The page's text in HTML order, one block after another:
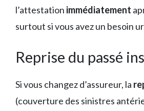
l’attestation immédiatement
surtout si vous avez un besoin
Reprise du passé
Si vous changez d’assureur, la
(couverture des sinistres